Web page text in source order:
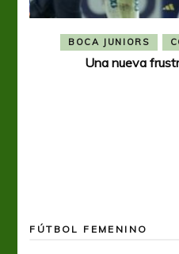
BOCA JUNIORS
Una nueva
FÚTBOL FEMENINO